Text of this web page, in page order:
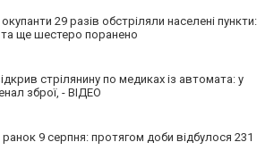
29 разів обстріляли населені пункти:
ще шестеро поранено
стрілянину по медиках із автомата: у
зброї, - ВІДЕО
ранок 9 серпня: протягом доби відбулося 231